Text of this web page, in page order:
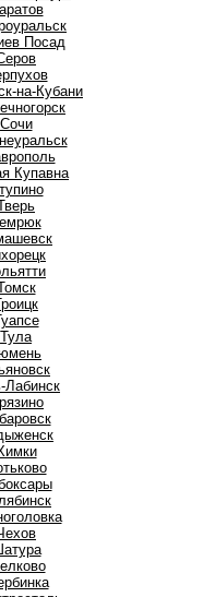
Посад
на-Кубани
Сочи
Купавна
Тула
Лабинск